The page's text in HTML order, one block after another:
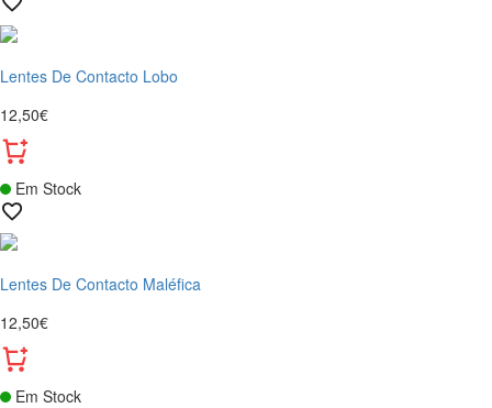
Lentes De Contacto Lobo
12,50€
Em Stock
Lentes De Contacto Maléfica
12,50€
Em Stock